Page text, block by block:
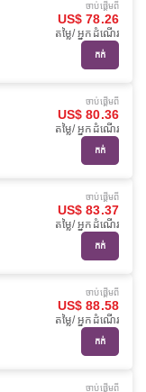
ចាប់ផ្ដើមពី
US$ 78.26
តម្លៃ/ អ្នកដំណើរ
កក់
ចាប់ផ្ដើមពី
US$ 80.36
តម្លៃ/ អ្នកដំណើរ
កក់
ចាប់ផ្ដើមពី
US$ 83.37
តម្លៃ/ អ្នកដំណើរ
កក់
ចាប់ផ្ដើមពី
US$ 88.58
តម្លៃ/ អ្នកដំណើរ
កក់
ចាប់ផ្ដើមពី